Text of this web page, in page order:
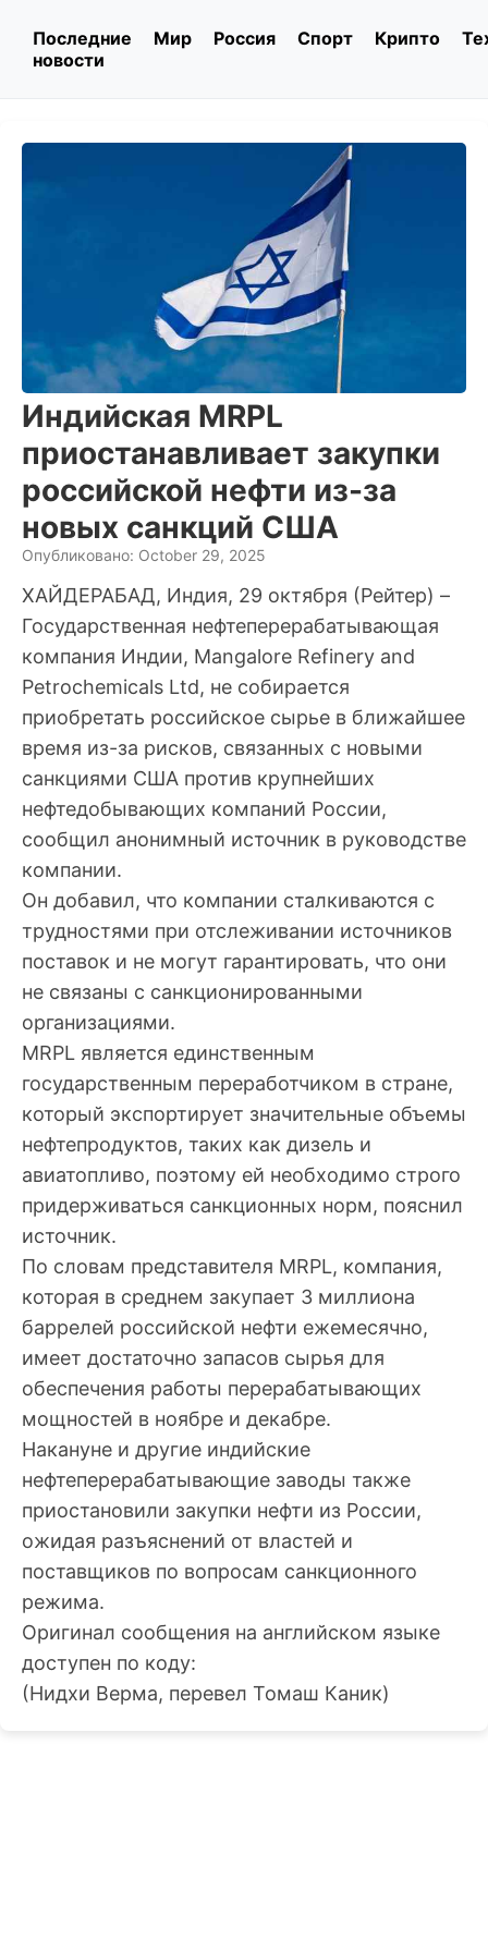
Последние
новости
Мир Россия Спорт Крипто
Индийская MRPL
приостанавливает закупки
российской нефти из-за
новых санкций США
Опубликовано: October 29, 2025
ХАЙДЕРАБАД, Индия, 29 октября (Рейтер) –
Государственная нефтеперерабатывающая
компания Индии, Mangalore Refinery and
Petrochemicals Ltd, не собирается
приобретать российское сырье в ближайшее
время из-за рисков, связанных с новыми
санкциями США против крупнейших
нефтедобывающих компаний России,
сообщил анонимный источник в руководстве
компании.
Он добавил, что компании сталкиваются с
трудностями при отслеживании источников
поставок и не могут гарантировать, что они
не связаны с санкционированными
организациями.
MRPL является единственным
государственным переработчиком в стране,
который экспортирует значительные объемы
нефтепродуктов, таких как дизель и
авиатопливо, поэтому ей необходимо строго
придерживаться санкционных норм, пояснил
источник.
По словам представителя MRPL, компания,
которая в среднем закупает 3 миллиона
баррелей российской нефти ежемесячно,
имеет достаточно запасов сырья для
обеспечения работы перерабатывающих
мощностей в ноябре и декабре.
Накануне и другие индийские
нефтеперерабатывающие заводы также
приостановили закупки нефти из России,
ожидая разъяснений от властей и
поставщиков по вопросам санкционного
режима.
Оригинал сообщения на английском языке
доступен по коду:
(Нидхи Верма, перевел Томаш Каник)